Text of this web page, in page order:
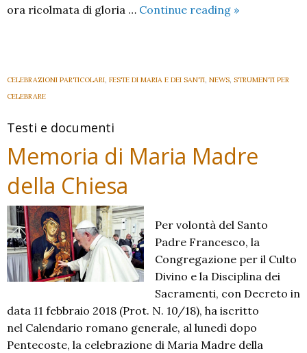
ora ricolmata di gloria … Continue reading Assunzione
Maria
»
CELEBRAZIONI PARTICOLARI, FESTE DI MARIA E DEI SANTI, NEWS, STRUMENTI PER
CELEBRARE
Testi e documenti
Memoria di Maria Madre
della Chiesa
Per volontà del Santo
Padre Francesco, la
Congregazione per il Culto
Divino e la Disciplina dei
Sacramenti, con Decreto in
data 11 febbraio 2018 (Prot. N. 10/18), ha iscritto
nel Calendario romano generale, al lunedì dopo
Pentecoste, la celebrazione di Maria Madre della